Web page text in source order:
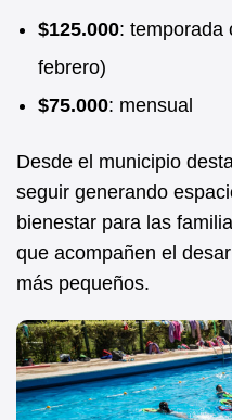
$125.000: temporada
febrero)
$75.000: mensual
Desde el municipio
seguir generando
bienestar para las
que acompañen el
más pequeños.